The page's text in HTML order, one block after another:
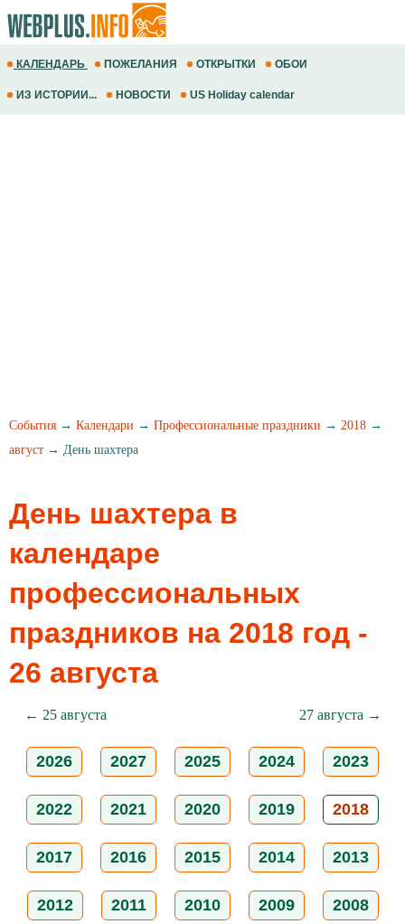
КАЛЕНДАРЬ ПОЖЕЛАНИЯ ОТКРЫТКИ ОБОИ
ИЗ ИСТОРИИ... НОВОСТИ US Holiday calendar
События → Календари → Профессиональные праздники → 2018 →
август → День шахтера
День шахтера в
календаре
профессиональных
праздников на 2018 год -
26 августа
← 25 августа 27 августа →
2026 2027 2025 2024 2023
2022 2021 2020 2019 2018
2017 2016 2015 2014 2013
2012 2011 2010 2009 2008